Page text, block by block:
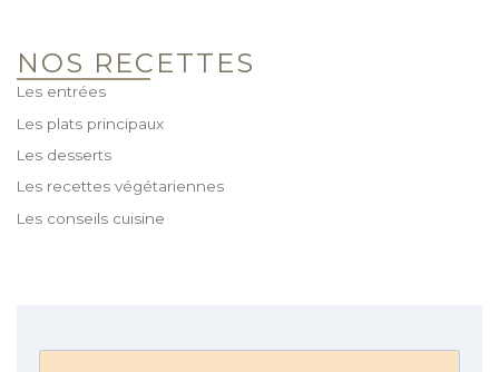
NOS RECETTES
Les entrées
Les plats principaux
Les desserts
Les recettes végétariennes
Les conseils cuisine